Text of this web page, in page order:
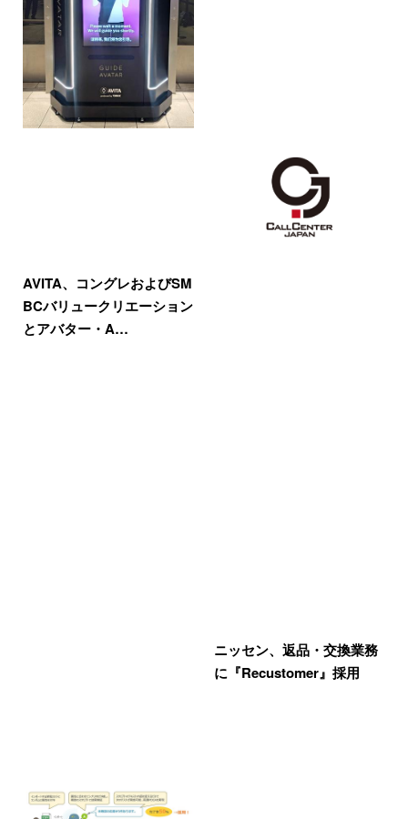
AVITA、コングレおよびSM
BCバリュークリエーション
とアバター・A…
ニッセン、返品・交換業務
に『Recustomer』採用